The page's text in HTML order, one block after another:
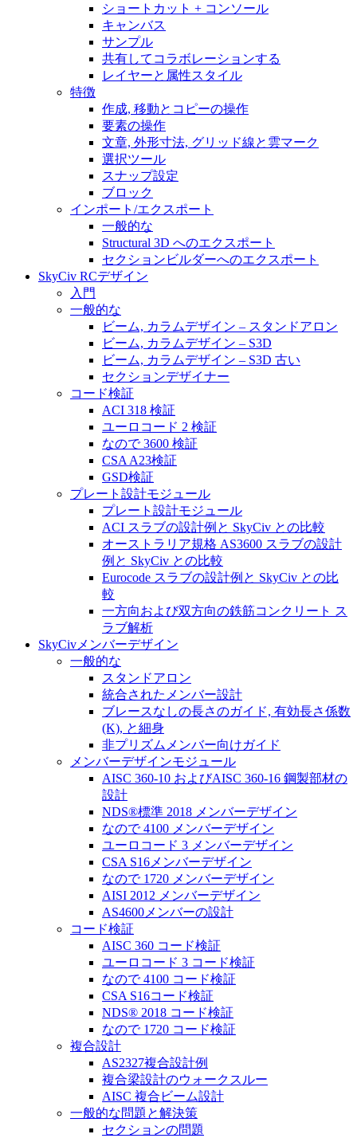
ショートカット + コンソール
キャンバス
サンプル
共有してコラボレーションする
レイヤーと属性スタイル
特徴
作成, 移動とコピーの操作
要素の操作
文章, 外形寸法, グリッド線と雲マーク
選択ツール
スナップ設定
ブロック
インポート/エクスポート
一般的な
Structural 3D へのエクスポート
セクションビルダーへのエクスポート
SkyCiv RCデザイン
入門
一般的な
ビーム, カラムデザイン – スタンドアロン
ビーム, カラムデザイン – S3D
ビーム, カラムデザイン – S3D 古い
セクションデザイナー
コード検証
ACI 318 検証
ユーロコード 2 検証
なので 3600 検証
CSA A23検証
GSD検証
プレート設計モジュール
プレート設計モジュール
ACI スラブの設計例と SkyCiv との比較
オーストラリア規格 AS3600 スラブの設計
例と SkyCiv との比較
Eurocode スラブの設計例と SkyCiv との比
較
一方向および双方向の鉄筋コンクリート ス
ラブ解析
SkyCivメンバーデザイン
一般的な
スタンドアロン
統合されたメンバー設計
ブレースなしの長さのガイド, 有効長さ係数
(K), と細身
非プリズムメンバー向けガイド
メンバーデザインモジュール
AISC 360-10 およびAISC 360-16 鋼製部材の
設計
NDS®標準 2018 メンバーデザイン
なので 4100 メンバーデザイン
ユーロコード 3 メンバーデザイン
CSA S16メンバーデザイン
なので 1720 メンバーデザイン
AISI 2012 メンバーデザイン
AS4600メンバーの設計
コード検証
AISC 360 コード検証
ユーロコード 3 コード検証
なので 4100 コード検証
CSA S16コード検証
NDS® 2018 コード検証
なので 1720 コード検証
複合設計
AS2327複合設計例
複合梁設計のウォークスルー
AISC 複合ビーム設計
一般的な問題と解決策
セクションの問題